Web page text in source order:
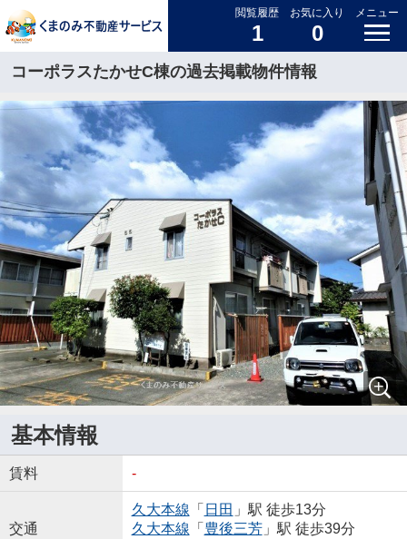
閲覧履歴
1
お気に入り
0
メニュー
コーポラスたかせC棟の過去掲載物件情報
基本情報
賃料 -
交通
久大本線 「 日田 」駅 徒歩13分
久大本線 「 豊後三芳」駅 徒歩39分